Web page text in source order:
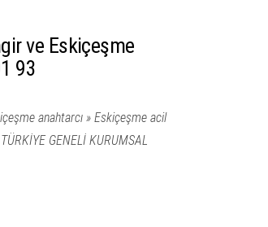
ve Eskiçeşme
93
anahtarcı » Eskiçeşme acil
GENELİ KURUMSAL